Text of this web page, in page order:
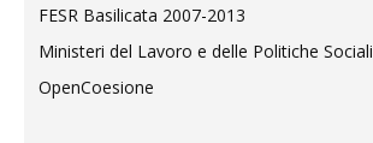
FESR Basilicata 2007-2013
Ministeri del Lavoro e delle Politiche Sociali
OpenCoesione